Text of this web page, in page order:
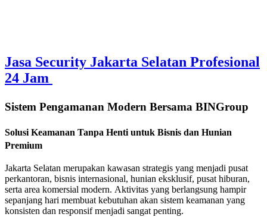
Jasa Security Jakarta Selatan Profesional
24 Jam
Sistem Pengamanan Modern Bersama BINGroup
Solusi Keamanan Tanpa Henti untuk Bisnis dan Hunian
Premium
Jakarta Selatan merupakan kawasan strategis yang menjadi pusat
perkantoran, bisnis internasional, hunian eksklusif, pusat hiburan,
serta area komersial modern. Aktivitas yang berlangsung hampir
sepanjang hari membuat kebutuhan akan sistem keamanan yang
konsisten dan responsif menjadi sangat penting.